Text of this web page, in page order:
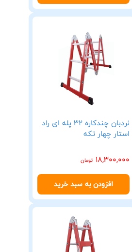
نردبان چندکاره 32 پله ای راد
استار چهار تکه
18,300,000 تومان
افزودن به سبد خرید